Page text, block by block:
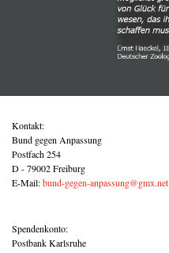
Kontakt:
Bund gegen Anpassung
Postfach 254
D - 79002 Freiburg
E-Mail:bund-gegen-anpassung@gmx.net
Spendenkonto:
Postbank Karlsruhe